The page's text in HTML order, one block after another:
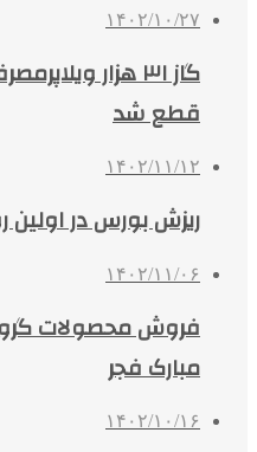
۱۴۰۲/۱۰/۲۷
گاز ۳۱ هزار
قطع شد
۱۴۰۲/۱۱/۱۲
ریزش بورس در اولین
۱۴۰۲/۱۱/۰۶
فروش محصولات
مبارک فجر
۱۴۰۲/۱۰/۱۶